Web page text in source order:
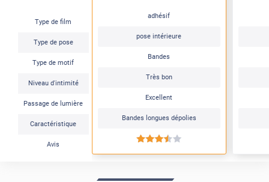
Type de film
Type de pose
Type de motif
Niveau d'intimité
Passage de lumière
Caractéristique
Avis
adhésif
pose intérieure
Bandes
Très bon
Excellent
Bandes longues dépolies
*****